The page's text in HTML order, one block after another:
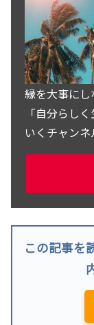
縁を大事に
「自分らし
いくチャンネ
この記事を